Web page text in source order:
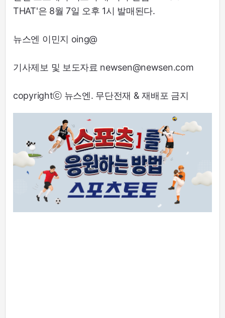
THAT'은 8월 7일 오후 1시 발매된다.
뉴스엔 이민지 oing@
기사제보 및 보도자료 newsen@newsen.com
copyrightⓒ 뉴스엔. 무단전재 & 재배포 금지